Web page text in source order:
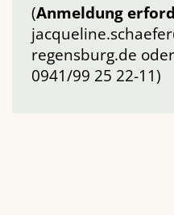
(Anmeldung
regensburg.de
0941/99 25 22-11)